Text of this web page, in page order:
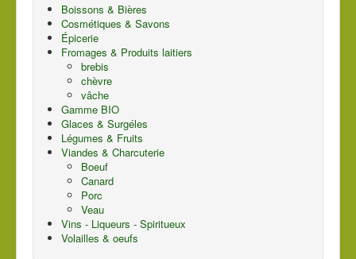
Boissons & Bières
Cosmétiques & Savons
Épicerie
Fromages & Produits laitiers
brebis
chèvre
vâche
Gamme BIO
Glaces & Surgéles
Légumes & Fruits
Viandes & Charcuterie
Boeuf
Canard
Porc
Veau
Vins - Liqueurs - Spiritueux
Volailles & oeufs